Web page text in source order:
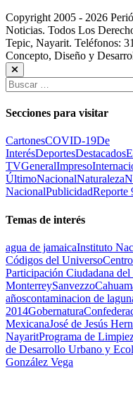
Copyright 2005 - 2026
Noticias. Todos Los
Tepic, Nayarit. Teléfonos:
Concepto, Diseño y
Buscar:
Secciones para visitar
CartonesCOVID-19De
InterésDeportesDestacados
TVGeneralImpreso
ÚltimoNacionalNaturaleza
NacionalPublicidadReporte
Temas de interés
agua de jamaicaInstituto
Códigos del Universo
Participación Ciudadana
MonterreySanvezzo
añoscontaminacion de
2014Gobernatura
MexicanaJosé de Jesús
NayaritPrograma de
de Desarrollo Urbano y
González Vega